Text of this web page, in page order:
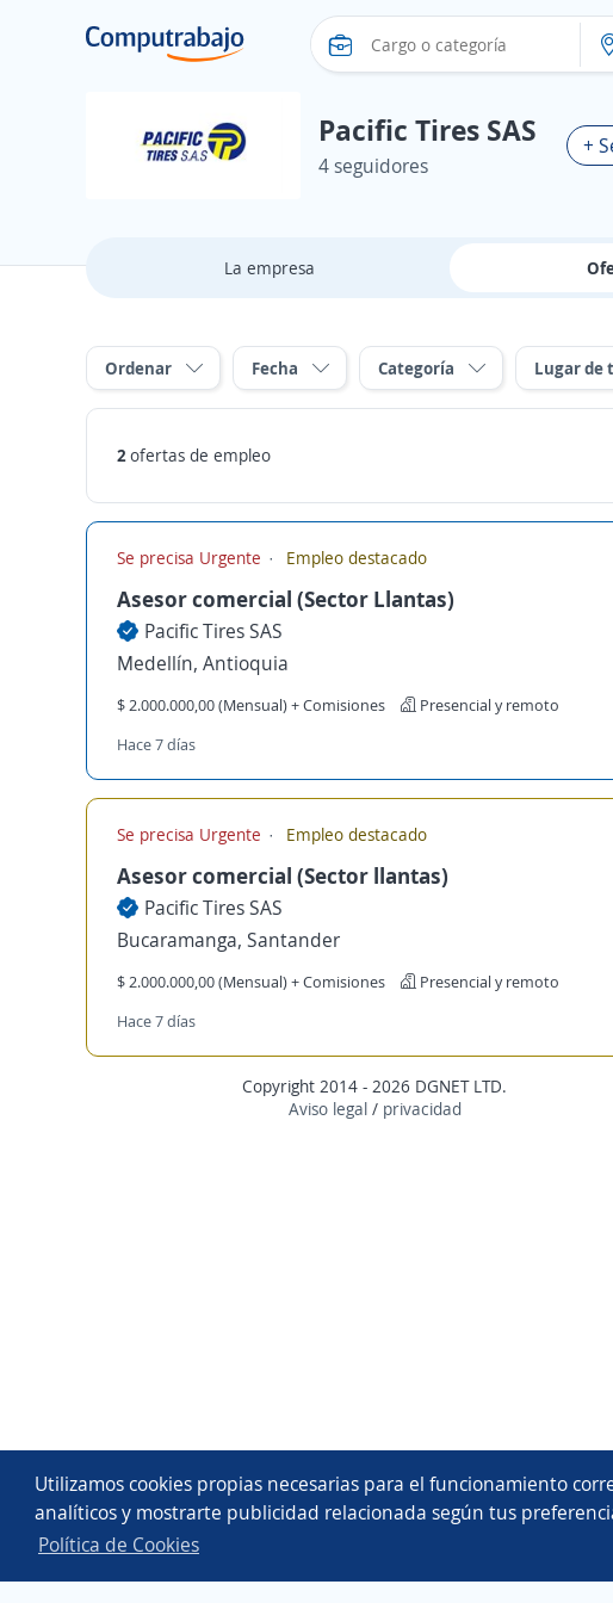
Utilizamos cookies propias necesarias para el funcionamiento
analíticos y mostrarte publicidad relacionada según tus
Política de Cookies
Pacific Tires SAS
4 seguidores
+
La empresa
Ordenar Fecha Categoría Lugar de
2ofertas de empleo
Se precisa Urgente Empleo destacado
Asesor comercial (Sector Llantas)
Pacific Tires SAS
Medellín, Antioquia
$ 2.000.000,00 (Mensual) + Comisiones
Presencial y remoto
Hace 7 días
Se precisa Urgente Empleo destacado
Asesor comercial (Sector llantas)
Pacific Tires SAS
Bucaramanga, Santander
$ 2.000.000,00 (Mensual) + Comisiones
Presencial y remoto
Hace 7 días
Copyright 2014 - 2026 DGNET LTD.
Aviso legal/ privacidad